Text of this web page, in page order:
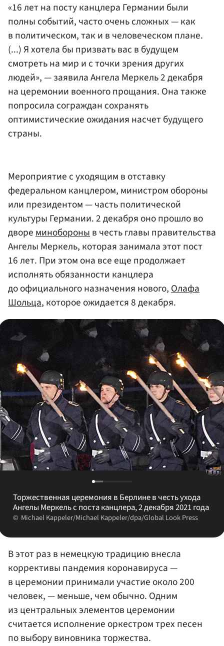
«16 лет на посту канцлера Германии были
полны событий, часто очень сложных — как
в политическом, так и в человеческом плане.
(...) Я хотела бы призвать вас в будущем
смотреть на мир и с точки зрения других
людей», — заявила Ангела Меркель 2 декабря
на церемонии военного прощания. Она также
попросила сограждан сохранять
оптимистические ожидания насчет будущего
страны.
Мероприятие с уходящим в отставку
федеральном канцлером, министром обороны
или президентом — часть политической
культуры Германии. 2 декабря оно прошло во
двореминобороныв честь главы правительства
Ангелы Меркель, которая занимала этот пост
16 лет. При этом она все еще продолжает
исполнять обязанности канцлера
до официального назначения нового,Олафа
Шольца, которое ожидается 8 декабря.
Торжественная церемония в Берлине в честь ухода
Ангелы Меркель с поста канцлера, 2 декабря 2021 года
Michael Kappeler/Michael Kappeler/dpa/Global Look Press
В этот раз в немецкую традицию внесла
коррективы пандемия коронавируса —
в церемонии принимали участие около 200
человек, — меньше, чем обычно. Одним
из центральных элементов церемонии
считается исполнение оркестром трех песен
по выбору виновника торжества.